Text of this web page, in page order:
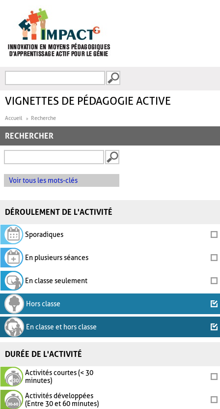
FORMULAIRE DE
VIGNETTES DE PÉDAGOGIE ACTIVE
Accueil Recherche
RECHERCHER
Voir tous les mots-clés
DÉROULEMENT DE L'ACTIVITÉ
Sporadiques
En plusieurs séances
En classe seulement
Hors classe
En classe et hors classe
DURÉE DE L'ACTIVITÉ
Activités courtes (< 30
minutes)
Activités développées
(Entre 30 et 60 minutes)